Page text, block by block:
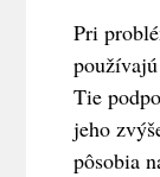
Pri
Tie
jeho
pôsobia